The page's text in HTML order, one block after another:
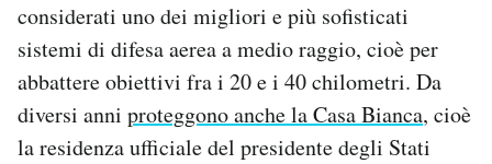
considerati uno dei migliori e più sofisticati
sistemi di difesa aerea a medio raggio, cioè per
abbattere obiettivi fra i 20 e i 40 chilometri. Da
diversi anni proteggono anche la Casa Bianca, cioè
la residenza ufficiale del presidente degli Stati